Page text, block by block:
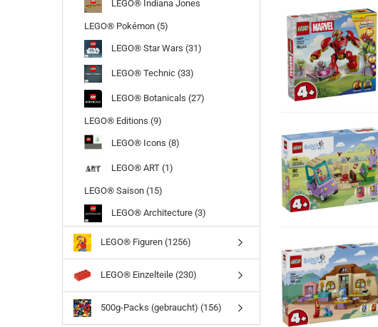
LEGO® Indiana Jones
LEGO® Pokémon (5)
LEGO® Star Wars (31)
LEGO® Technic (33)
LEGO® Botanicals (27)
LEGO® Editions (9)
LEGO® Icons (8)
LEGO® ART (1)
LEGO® Saison (15)
LEGO® Architecture (3)
LEGO® Figuren (1256)
LEGO® Einzelteile (230)
500g-Packs (gebraucht) (156)